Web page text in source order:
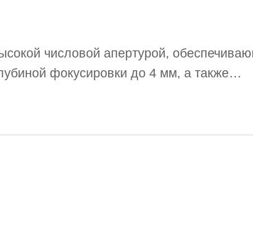
числовой апертурой,
фокусировки до 4 мм, а также
aplanoXX Aplan эффективно
прозрачные материалы,